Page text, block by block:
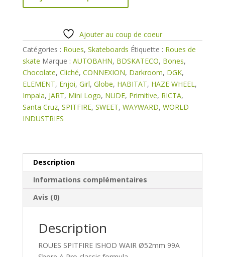
WAIR
Ø52mm
99A
Ajouter au coup de coeur
Catégories : Roues, Skateboards Étiquette : Roues de
skate Marque : AUTOBAHN, BDSKATECO, Bones,
Chocolate, Cliché, CONNEXION, Darkroom, DGK,
ELEMENT, Enjoi, Girl, Globe, HABITAT, HAZE WHEEL,
Impala, JART, Mini Logo, NUDE, Primitive, RICTA,
Santa Cruz, SPITFIRE, SWEET, WAYWARD, WORLD
INDUSTRIES
Description
Informations complémentaires
Avis (0)
Description
ROUES SPITFIRE ISHOD WAIR Ø52mm 99A